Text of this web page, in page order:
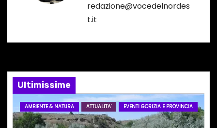
e
a
r
redazione@vocedelnordes
t.it
Ultimissime
AMBIENTE & NATURA ATTUALITA' EVENTI GORIZIA E PROVINCIA